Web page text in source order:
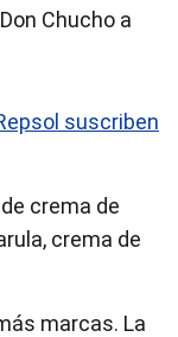
Chucho a
suscriben
crema de
crema de
marcas. La